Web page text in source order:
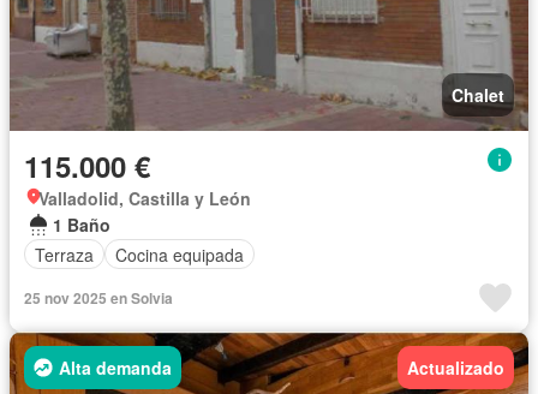
Chalet
115.000 €
Valladolid, Castilla y León
1 Baño
Terraza
Cocina equipada
25 nov 2025 en Solvia
Alta demanda Actualizado